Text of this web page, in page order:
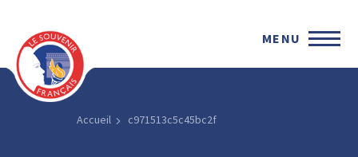
MENU
Accueil c971513c5c45bc2f